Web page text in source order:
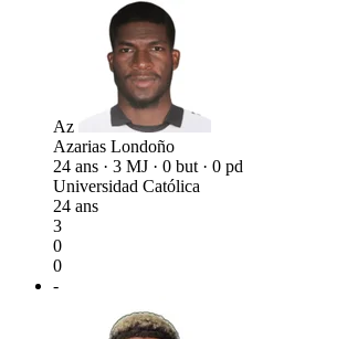
Az
Azarias Londoño
24 ans · 3 MJ · 0 but · 0 pd
Universidad Católica
24 ans
3
0
0
-